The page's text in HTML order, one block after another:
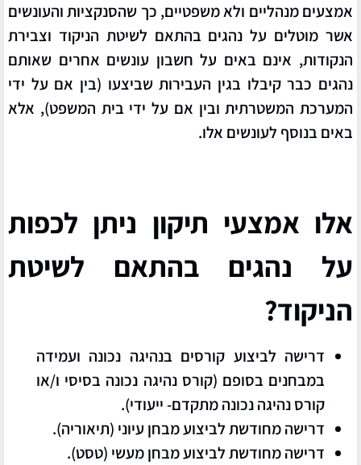
אמצעים מנהליים ולא משפטיים, כך שהסנקציות והעונשים
אשר מוטלים על נהגים בהתאם לשיטת הניקוד וצבירת
הנקודות, אינם באים על חשבון עונשים אחרים שאותם
נהגים כבר קיבלו בגין העבירות שביצעו (בין אם על ידי
המערכת המשטרתית ובין אם על ידי בית המשפט), אלא
באים בנוסף לעונשים אלו.
אלו אמצעי תיקון ניתן לכפות
על נהגים בהתאם לשיטת
הניקוד?
דרישה לביצוע קורסים בנהיגה נכונה ועמידה
במבחנים בסופם (קורס נהיגה נכונה בסיסי ו/או
קורס נהיגה נכונה מתקדם- ייעודי).
דרישה מחודשת לביצועמבחן עיוני (תיאוריה).
דרישה מחודשת לביצועמבחן מעשי (טסט).